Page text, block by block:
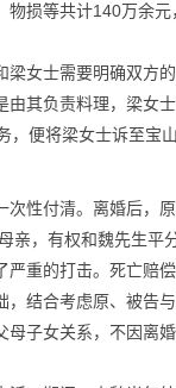
损等共计140万余
女士需要明确双方的
其负责料理，梁女
便将梁女士诉至宝
性付清。离婚后，
，有权和魏先生平
重的打击。死亡赔
结合考虑原、被告
子女关系，不因离